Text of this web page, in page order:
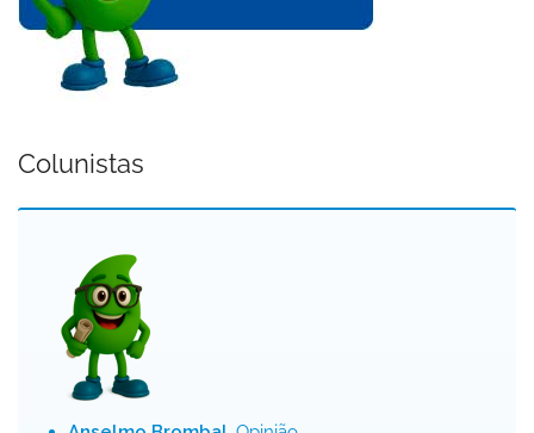
Colunistas